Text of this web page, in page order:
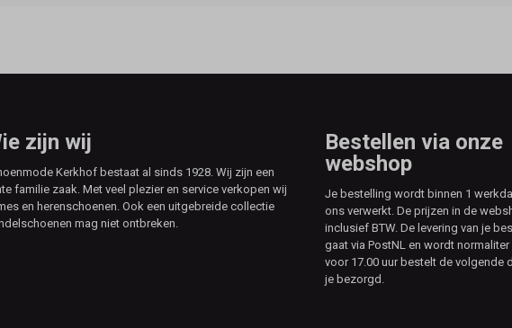
zijn wij
Kerkhof bestaat al sinds 1928. Wij zijn een
familie zaak. Met veel plezier en service verkopen wij
en herenschoenen. Ook een uitgebreide collectie
mag niet ontbreken.
Bestellen via onze
webshop
Je bestelling wordt binnen 1
ons verwerkt. De prijzen in de
inclusief BTW. De levering van je
gaat via PostNL en wordt normaliter
voor 17.00 uur bestelt de volgende
je bezorgd.